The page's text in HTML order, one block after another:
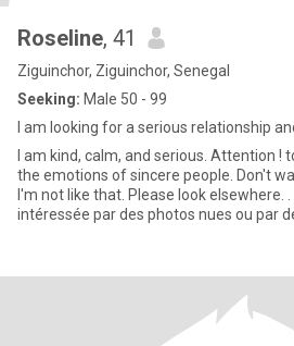
Roseline, 41
Ziguinchor, Ziguinchor, Senegal
Seeking: Male 50 - 99
I am looking for a serious relationship
I am kind, calm, and serious. Attention !
the emotions of sincere people. Don't
I'm not like that. Please look elsewhere. . . Donc je ne suis pas aussi
intéressée par des photos nues ou